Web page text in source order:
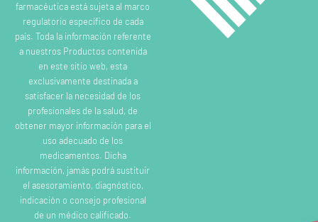
farmacéutica está sujeta al marco
regulatorio específico de cada
país. Toda la información referente
a nuestros Productos contenida
en este sitio web, esta
exclusivamente destinada a
satisfacer la necesidad de los
profesionales de la salud, de
obtener mayor información para el
uso adecuado de los
medicamentos. Dicha
información, jamás podrá sustituir
el asesoramiento, diagnóstico,
indicación o consejo profesional
de un médico calificado.